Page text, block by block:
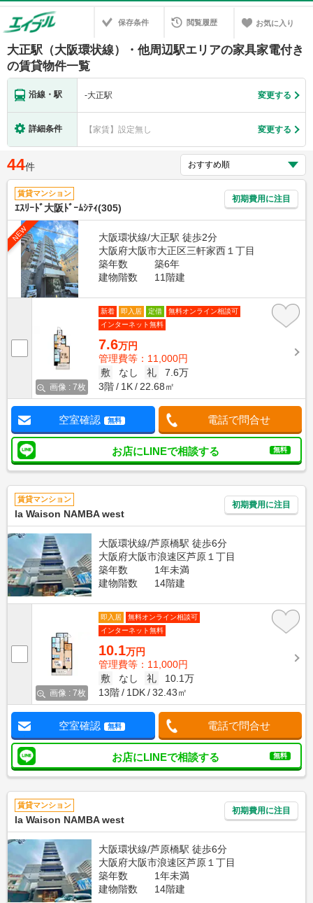
保存条件 閲覧履歴 お気に入り
大正駅（大阪環状線）・他周辺駅エリアの家具家電付き
の賃貸物件一覧
沿線・駅 -大正駅 変更する
詳細条件 【家賃】設定無し 変更する
44件
賃貸マンション
ｴｽﾘｰﾄﾞ大阪ﾄﾞｰﾑｼﾃｨ(305)
初期費用に注目
NEW
大阪環状線/大正駅 徒歩2分
大阪府大阪市大正区三軒家西１丁目
築年数
築6年
建物階数
11階建
画像 : 7枚
新着 即入居 定借
無料オンライン相談可
インターネット無料
7.6万円
管理費等：11,000円
敷
なし 礼
7.6万
3階
1K 22.68㎡
空室確認 無料 電話で問合せ
お店にLINEで相談する 無料
賃貸マンション
la Waison NAMBA west
初期費用に注目
大阪環状線/芦原橋駅 徒歩6分
大阪府大阪市浪速区芦原１丁目
築年数
1年未満
建物階数
14階建
画像 : 7枚
即入居
無料オンライン相談可
インターネット無料
10.1万円
管理費等：11,000円
敷
なし 礼
10.1万
13階
1DK 32.43㎡
空室確認 無料 電話で問合せ
お店にLINEで相談する 無料
賃貸マンション
la Waison NAMBA west
初期費用に注目
大阪環状線/芦原橋駅 徒歩6分
大阪府大阪市浪速区芦原１丁目
築年数
1年未満
建物階数
14階建